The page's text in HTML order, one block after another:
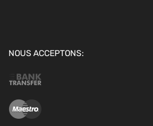
NOUS ACCEPTONS: